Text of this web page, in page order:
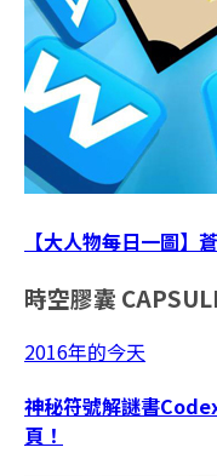
【大人物每日一圖】
時空膠囊
2016年的今天
神秘符號解謎書
頁！